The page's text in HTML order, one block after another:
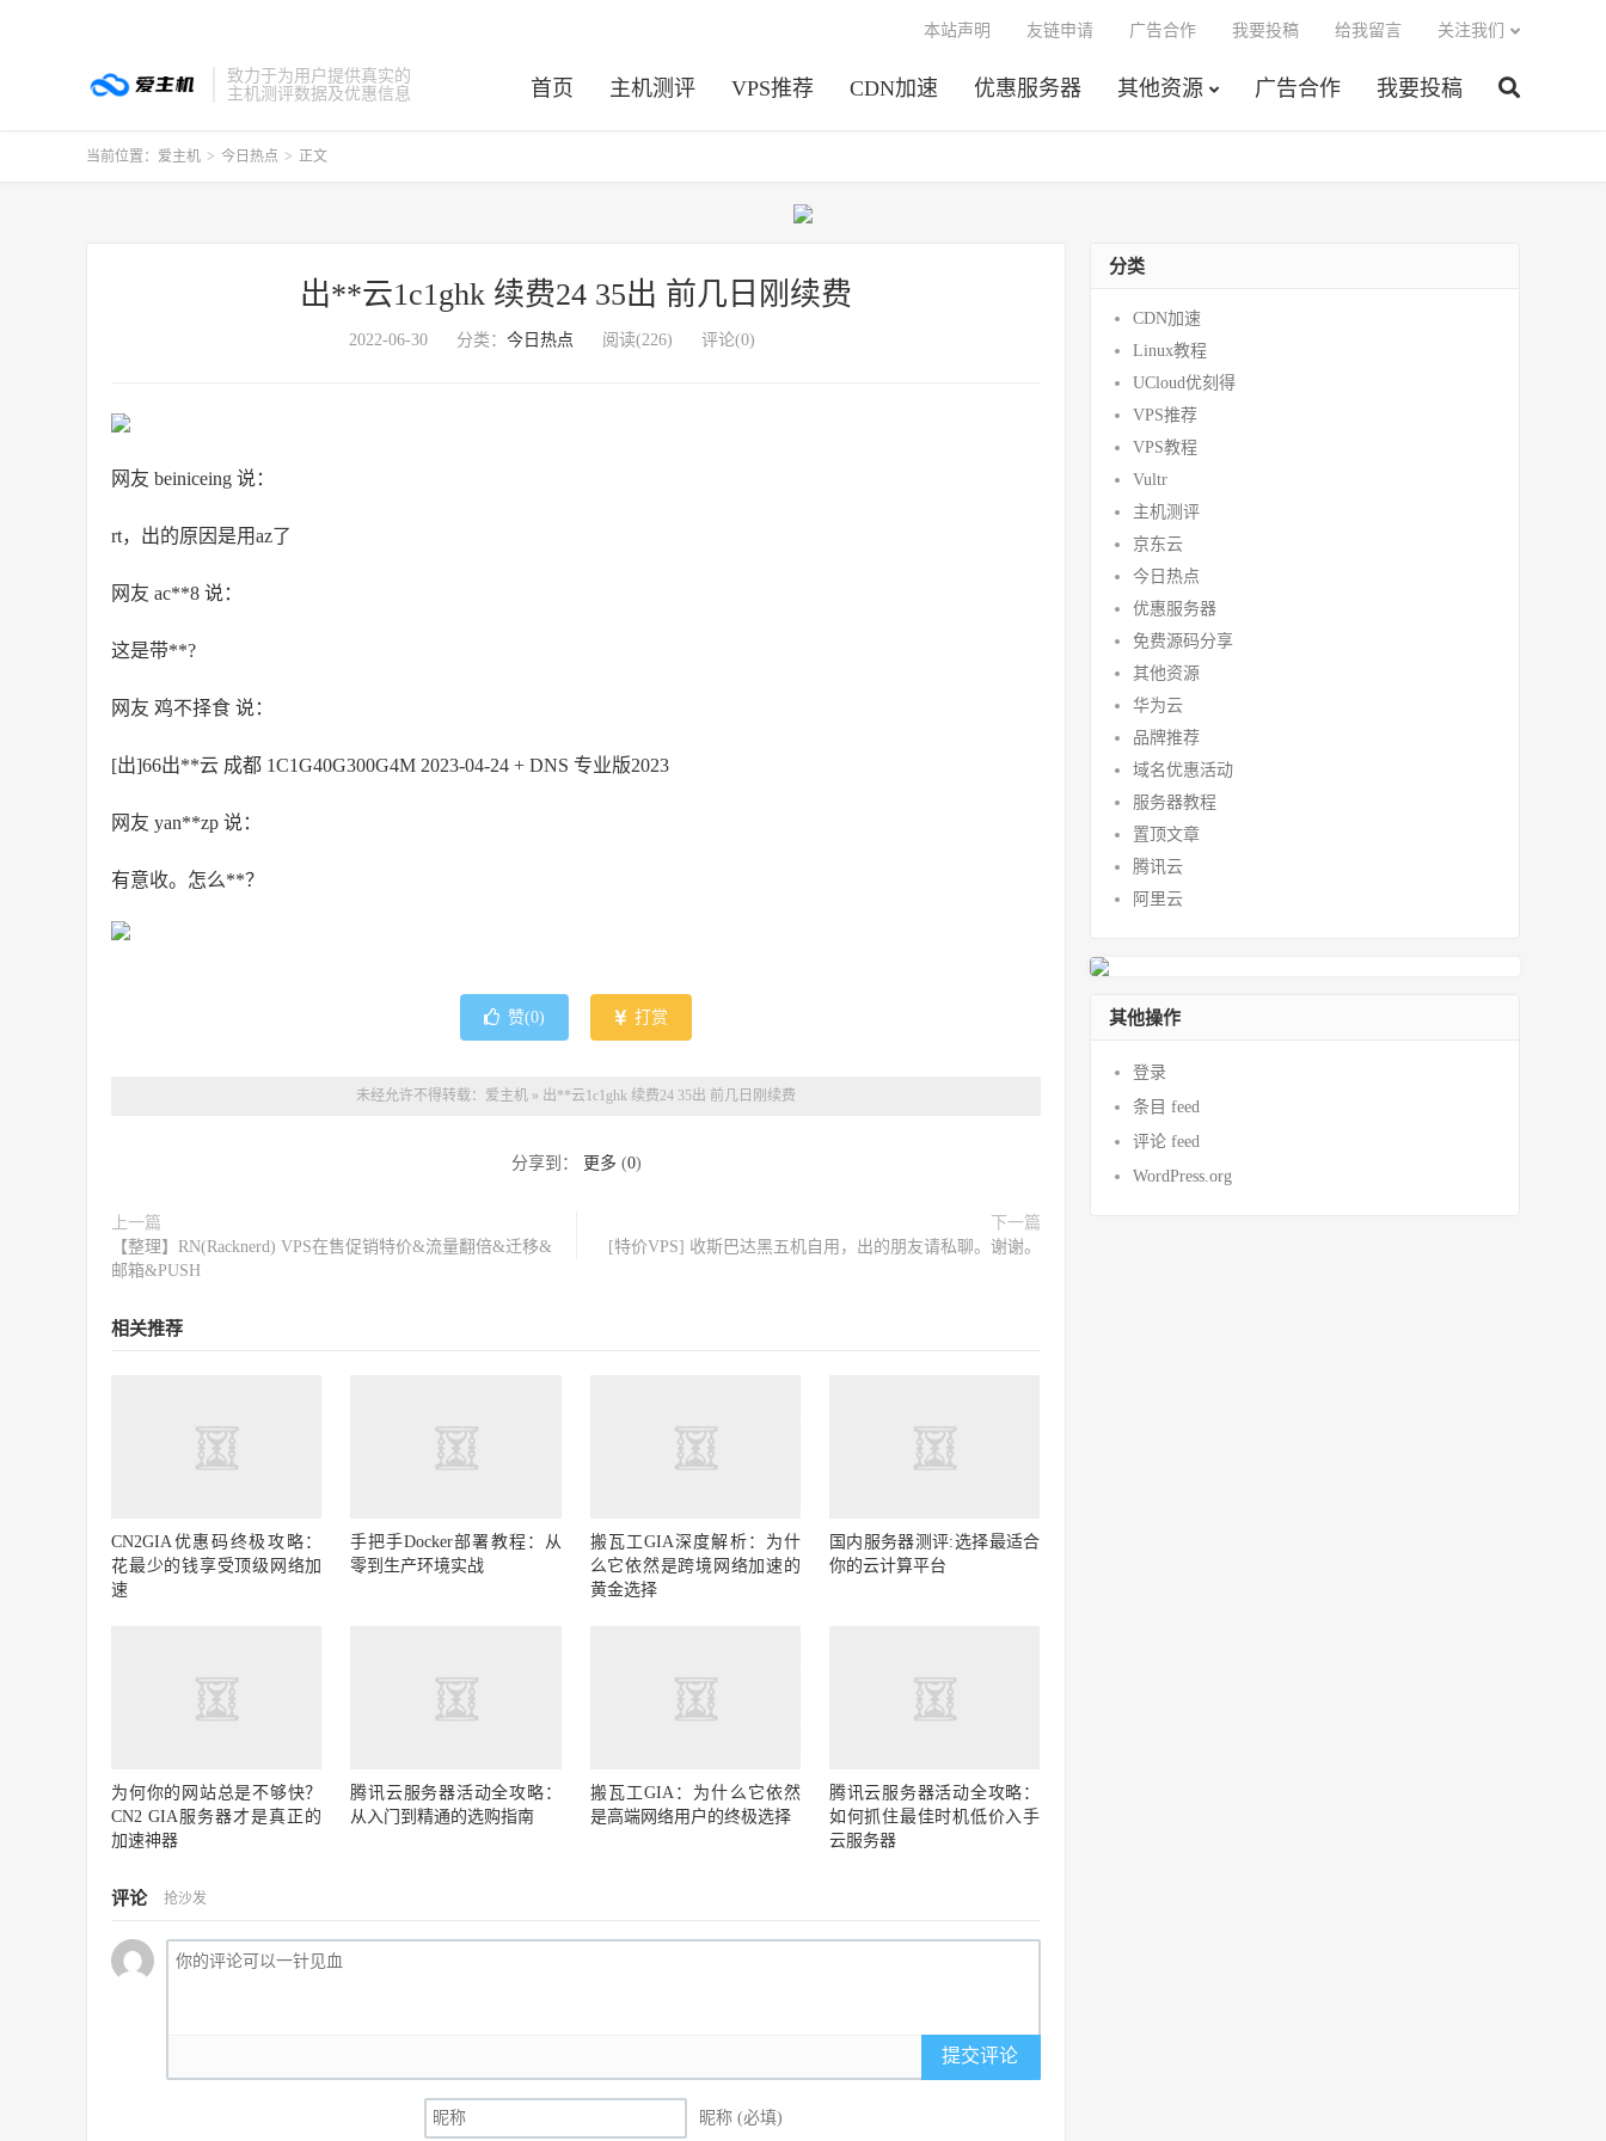
致力于为用户提供真实的
主机测评数据及优惠信息
首页 主机测评 VPS推荐 CDN加速 优惠服务器 其他资源 广告合作 我要投稿
本站声明 友链申请 广告合作 我要投稿 给我留言 关注我们
当前位置： 爱主机 > 今日热点 > 正文
出**云1c1ghk 续费24 35出 前几日刚续费
2022-06-30 分类： 今日热点 阅读(226) 评论(0)
网友 beiniceing 说：
rt，出的原因是用az了
网友 ac**8 说：
这是带**?
网友 鸡不择食 说：
[出]66出**云 成都 1C1G40G300G4M 2023-04-24 + DNS 专业版2023
网友 yan**zp 说：
有意收。怎么**？
赞(0) 打赏
未经允许不得转载： 爱主机 » 出**云1c1ghk 续费24 35出 前几日刚续费
分享到： 更多 (0)
上一篇
【整理】RN(Racknerd) VPS在售促销特价&流量翻倍&迁移&
邮箱&PUSH
下一篇
[特价VPS] 收斯巴达黑五机自用，出的朋友请私聊。谢谢。
相关推荐
CN2GIA优惠码终极攻略：
花最少的钱享受顶级网络加
速
手把手Docker部署教程：从
零到生产环境实战
搬瓦工GIA深度解析：为什
么它依然是跨境网络加速的
黄金选择
国内服务器测评:选择最适合
你的云计算平台
为何你的网站总是不够快？
CN2 GIA服务器才是真正的
加速神器
腾讯云服务器活动全攻略：
从入门到精通的选购指南
搬瓦工GIA：为什么它依然
是高端网络用户的终极选择
腾讯云服务器活动全攻略：
如何抓住最佳时机低价入手
云服务器
评论 抢沙发
提交评论
昵称 (必填)
分类
CDN加速
Linux教程
UCloud优刻得
VPS推荐
VPS教程
Vultr
主机测评
京东云
今日热点
优惠服务器
免费源码分享
其他资源
华为云
品牌推荐
域名优惠活动
服务器教程
置顶文章
腾讯云
阿里云
其他操作
登录
条目 feed
评论 feed
WordPress.org